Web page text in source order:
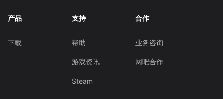
产品
下载
支持
帮助
游戏资讯
Steam
合作
业务咨询
网吧合作